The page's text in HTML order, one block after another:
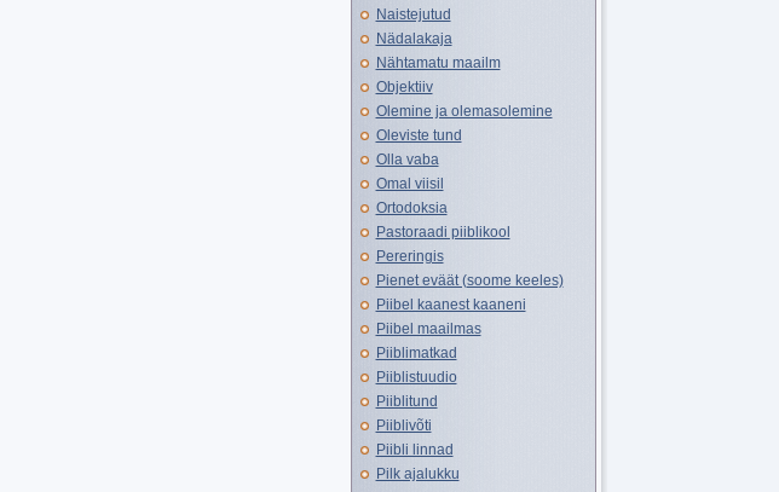
Naistejutud
Nädalakaja
Nähtamatu maailm
Objektiiv
Olemine ja olemasolemine
Oleviste tund
Olla vaba
Omal viisil
Ortodoksia
Pastoraadi piiblikool
Pereringis
Pienet eväät (soome keeles)
Piibel kaanest kaaneni
Piibel maailmas
Piiblimatkad
Piiblistuudio
Piiblitund
Piiblivõti
Piibli linnad
Pilk ajalukku